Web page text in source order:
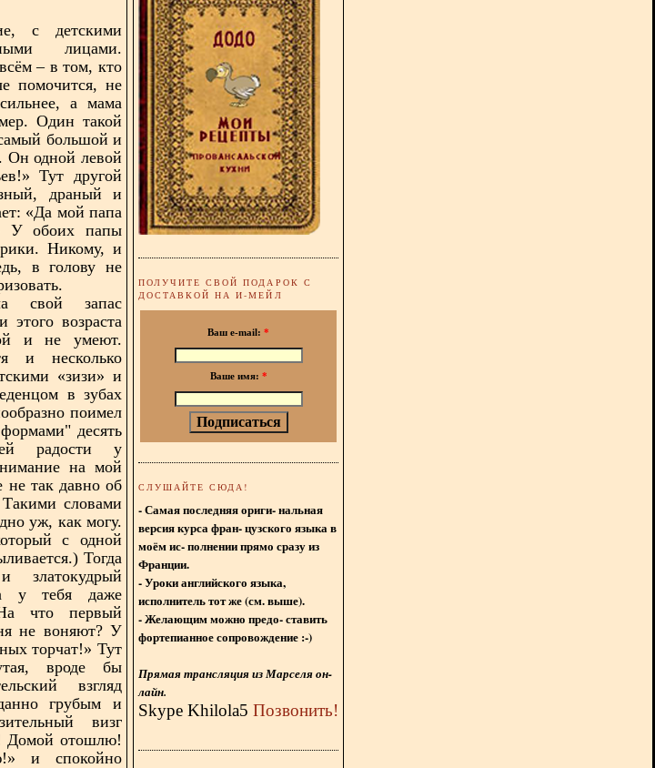
с детскими
лицами.
– в том, кто
помочится, не
а мама
Один такой
большой и
Он одной левой
Тут другой
драный и
«Да мой папа
У обоих папы
Никому, и
в голову не
свой запас
возраста
и не умеют.
и несколько
«зизи» и
в зубах
поимел
десять
радости у
на мой
не так давно об
словами
уж, как могу.
с одной
Тогда
у тебя даже
что первый
не воняют? У
торчат!» Тут
вроде бы
взгляд
грубым и
визг
Домой отошлю!
и спокойно
ПОЛУЧИТЕ СВОЙ ПОДАРОК С
ДОСТАВКОЙ НА И-МЕЙЛ
Ваш e-mail: *
Ваше имя: *
СЛУШАЙТЕ СЮДА!
- Самая последняя ориги- нальная
версия курса фран- цузского языка в
моём ис- полнении прямо сразу из
Франции.
- Уроки английского языка,
исполнитель тот же (см. выше).
- Желающим можно предо- ставить
фортепианное сопровождение :-)
Прямая трансляция из Марселя он-
лайн.
Skype Khilola5 Позвонить!